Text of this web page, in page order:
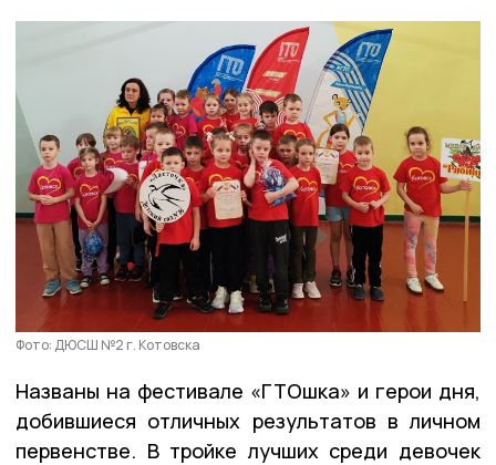
Фото: ДЮСШ №2 г. Котовска
Названы на фестивале «ГТОшка» и герои дня,
добившиеся отличных результатов в личном
первенстве. В тройке лучших среди девочек